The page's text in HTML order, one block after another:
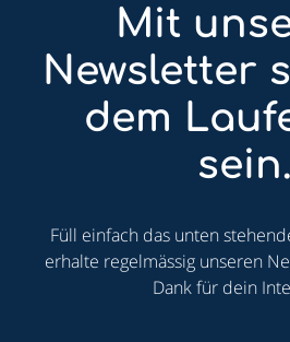
Mit
Newsletter
dem
sein.
Füll einfach das unten
erhalte regelmässig unseren
Dank für dein